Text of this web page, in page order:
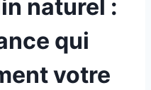
naturel :
qui
votre